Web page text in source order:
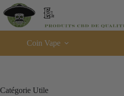
Passer
au
contenu
Coin Vape
Catégorie Utile